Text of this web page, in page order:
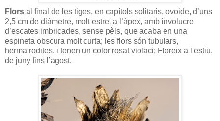
Flors al final de les tiges, en capítols solitaris, ovoide, d’uns
2,5 cm de diàmetre, molt estret a l’àpex, amb involucre
d’escates imbricades, sense pèls, que acaba en una
espineta obscura molt curta; les flors són tubulars,
hermafrodites, i tenen un color rosat violaci; Floreix a l’estiu,
de juny fins l’agost.